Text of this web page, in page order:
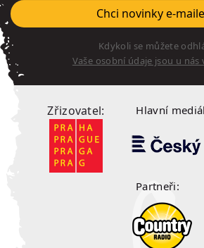
Chci novinky e-
Kdykoli se můžete
Vaše osobní údaje jsou u nás
Zřizovatel: Hlavní
Partneři: